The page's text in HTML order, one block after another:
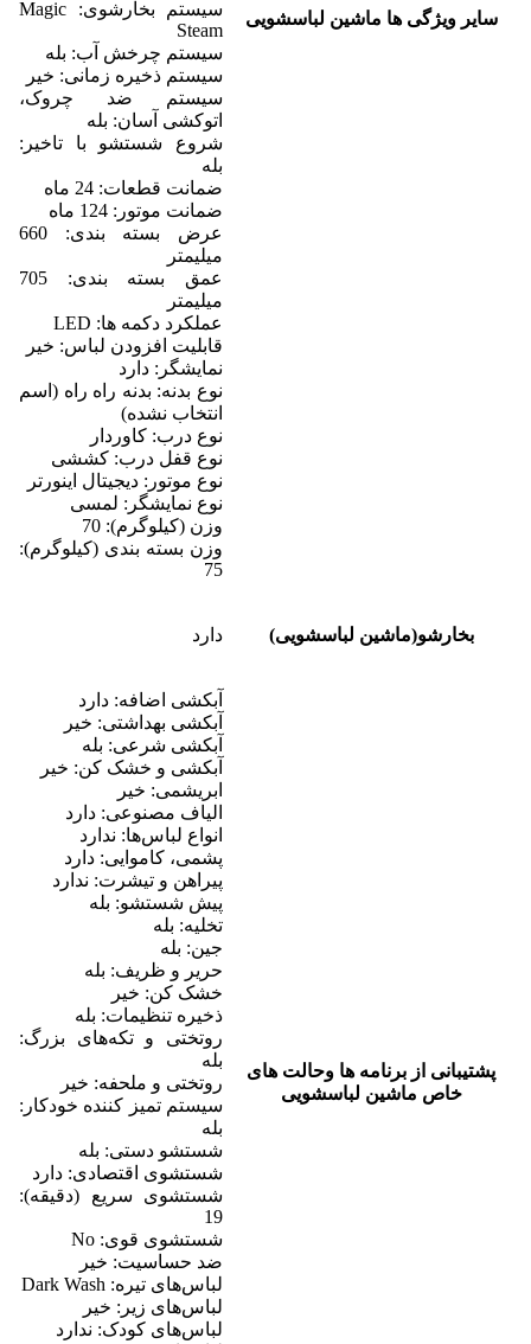
سایر ویژگی ها ماشین لباسشویی
سیستم بخارشوی: Magic
Steam
سیستم چرخش آب: بله
سیستم ذخیره زمانی: خیر
سیستم ضد چروک،
اتوکشی آسان: بله
شروع شستشو با تاخیر:
بله
ضمانت قطعات: 24 ماه
ضمانت موتور: 124 ماه
عرض بسته بندی: 660
میلیمتر
عمق بسته بندی: 705
میلیمتر
عملکرد دکمه ها: LED
قابلیت افزودن لباس: خیر
نمایشگر: دارد
نوع بدنه: بدنه راه راه (اسم
انتخاب نشده)
نوع درب: کاوردار
نوع قفل درب: کششی
نوع موتور: دیجیتال اینورتر
نوع نمایشگر: لمسی
وزن (کیلوگرم): 70
وزن بسته بندی (کیلوگرم):
75
بخارشو(ماشین لباسشویی) دارد
پشتیبانی از برنامه ها وحالت های
خاص ماشین لباسشویی
آبکشی اضافه: دارد
آبکشی بهداشتی: خیر
آبکشی شرعی: بله
آبکشی و خشک کن: خیر
ابریشمی: خیر
الیاف مصنوعی: دارد
انواع لباس‌ها: ندارد
پشمی، کاموایی: دارد
پیراهن و تیشرت: ندارد
پیش شستشو: بله
تخلیه: بله
جین: بله
حریر و ظریف: بله
خشک کن: خیر
ذخیره تنظیمات: بله
روتختی و تکه‌های بزرگ:
بله
روتختی و ملحفه: خیر
سیستم تمیز کننده خودکار:
بله
شستشو دستی: بله
شستشوی اقتصادی: دارد
شستشوی سریع (دقیقه):
19
شستشوی قوی: No
ضد حساسیت: خیر
لباس‌های تیره: Dark Wash
لباس‌های زیر: خیر
لباس‌های کودک: ندارد